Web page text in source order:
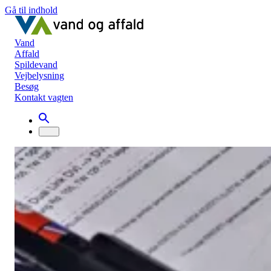
Gå til indhold
Vand
Affald
Spildevand
Vejbelysning
Besøg
Kontakt vagten
Bestyrelsesprotokoller Bestyrelsesprotokoller 2020
Bestyrelsesprotokoller 2020
Protokoller 2020 - Svendborg Forsyning, Svendborg Vand,
Svendborg Spildevand, Svendborg Affald og Svendborg
Forsyningsservice